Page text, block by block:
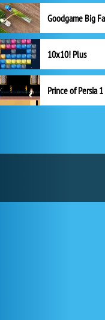
Goodgame Big
10x10! Plus
Prince of Persia 1